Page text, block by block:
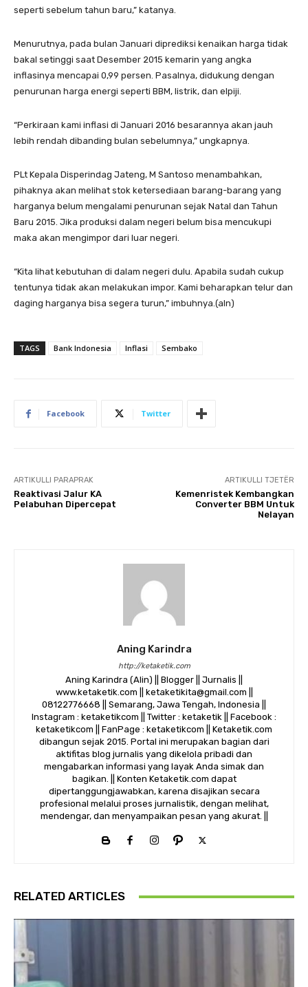
seperti sebelum tahun baru,” katanya.
Menurutnya, pada bulan Januari diprediksi kenaikan harga tidak
bakal setinggi saat Desember 2015 kemarin yang angka
inflasinya mencapai 0,99 persen. Pasalnya, didukung dengan
penurunan harga energi seperti BBM, listrik, dan elpiji.
“Perkiraan kami inflasi di Januari 2016 besarannya akan jauh
lebih rendah dibanding bulan sebelumnya,” ungkapnya.
PLt Kepala Disperindag Jateng, M Santoso menambahkan,
pihaknya akan melihat stok ketersediaan barang-barang yang
harganya belum mengalami penurunan sejak Natal dan Tahun
Baru 2015. Jika produksi dalam negeri belum bisa mencukupi
maka akan mengimpor dari luar negeri.
“Kita lihat kebutuhan di dalam negeri dulu. Apabila sudah cukup
tentunya tidak akan melakukan impor. Kami beharapkan telur dan
daging harganya bisa segera turun,” imbuhnya.(aln)
TAGS Bank Indonesia Inflasi Sembako
Facebook Twitter
ARTIKULLI PARAPRAK
Reaktivasi Jalur KA
Pelabuhan Dipercepat
ARTIKULLI TJETËR
Kemenristek Kembangkan
Converter BBM Untuk
Nelayan
Aning Karindra
http://ketaketik.com
Aning Karindra (Alin) || Blogger || Jurnalis ||
www.ketaketik.com || ketaketikita@gmail.com ||
08122776668 || Semarang, Jawa Tengah, Indonesia ||
Instagram : ketaketikcom || Twitter : ketaketik || Facebook :
ketaketikcom || FanPage : ketaketikcom || Ketaketik.com
dibangun sejak 2015. Portal ini merupakan bagian dari
aktifitas blog jurnalis yang dikelola pribadi dan
mengabarkan informasi yang layak Anda simak dan
bagikan. || Konten Ketaketik.com dapat
dipertanggungjawabkan, karena disajikan secara
profesional melalui proses jurnalistik, dengan melihat,
mendengar, dan menyampaikan pesan yang akurat. ||
RELATED ARTICLES